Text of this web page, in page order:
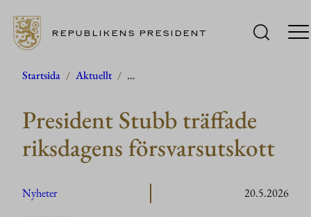
Hoppa
innehåll
REPUBLIKENS PRESIDENT
Startsida / Aktuellt / …
President Stubb träffade
riksdagens försvarsutskott
Nyheter 20.5.2026